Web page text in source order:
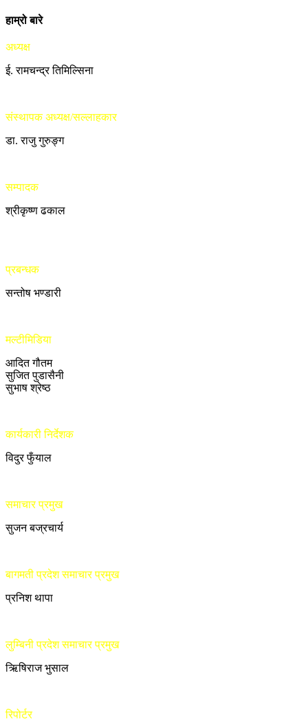
हाम्रो बारे
अध्यक्ष
ई. रामचन्द्र तिमिल्सिना
संस्थापक अध्यक्ष/सल्लाहकार
डा. राजु गुरुङ्ग
सम्पादक
श्रीकृष्ण ढकाल
प्रबन्धक
सन्तोष भण्डारी
मल्टीमिडिया
आदित गौतम
सुजित पुडासैनी
सुभाष श्रेष्ठ
कार्यकारी निर्देशक
विदुर फुँयाल
समाचार प्रमुख
सुजन बज्रचार्य
बागमती प्रदेश समाचार प्रमुख
प्रनिश थापा
लुम्बिनी प्रदेश समाचार प्रमुख
ऋिषिराज भुसाल
रिपोर्टर